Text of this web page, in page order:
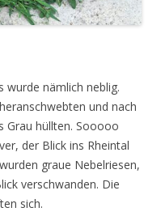
wurde nämlich neblig.
und nach
Grau hüllten. Sooooo
der Blick ins Rheintal
graue Nebelriesen,
verschwanden. Die
sich.